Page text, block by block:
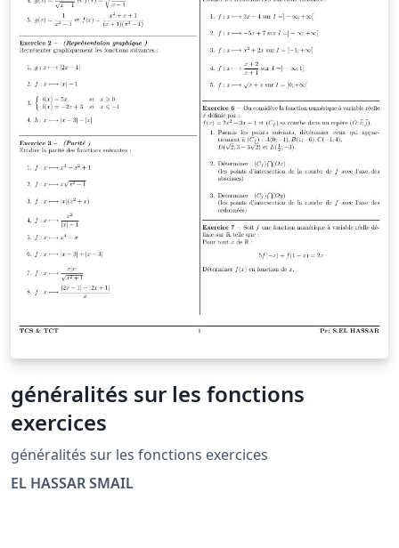
généralités sur les fonctions
exercices
généralités sur les fonctions exercices
EL HASSAR SMAIL